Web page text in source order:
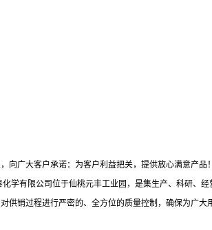
广大客户承诺：为客户利益把关，提供放心满意产
有限公司位于仙桃元丰工业园，是集生产、科研、
销过程进行严密的、全方位的质量控制，确保为广大